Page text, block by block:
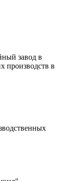
завод в
производств в